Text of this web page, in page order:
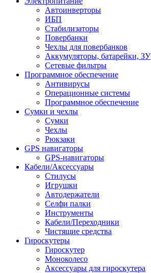
Автоинверторы
ИБП
Стабилизаторы
Повербанки
Чехлы для повербанков
Аккумуляторы, батарейки, ЗУ
Сетевые фильтры
Программное обеспечение
Антивирусы
Операционные системы
Программное обеспечение
Сумки и чехлы
Сумки
Чехлы
Рюкзаки
GPS навигаторы
GPS-навигаторы
Кабели/Аксессуары
Стилусы
Игрушки
Автодержатели
Селфи палки
Инструменты
Кабели/Переходники
Чистящие средства
Гироскутеры
Гироскутер
Моноколесо
Аксессуары для гироскутера